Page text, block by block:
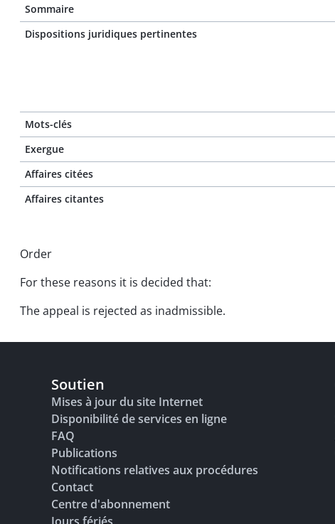
Sommaire
Dispositions juridiques pertinentes
Mots-clés
Exergue
Affaires citées
Affaires citantes
Order
For these reasons it is decided that:
The appeal is rejected as inadmissible.
Soutien
Mises à jour du site Internet
Disponibilité de services en ligne
FAQ
Publications
Notifications relatives aux procédures
Contact
Centre d'abonnement